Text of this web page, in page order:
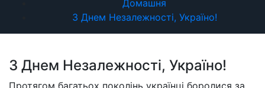
Домашня
З Днем Незалежності, Україно!
З Днем Незалежності, Україно!
Протягом багатьох поколінь українці боролися за